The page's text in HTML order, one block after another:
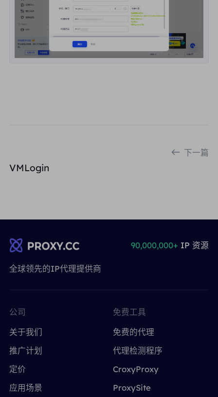
下一篇
VMLogin
全球领先的IP代理提供商
90,000,000+ IP 资源
公司
关于我们
推广计划
定价
应用场景
免费工具
免费的代理
代理检测程序
CroxyProxy
ProxySite